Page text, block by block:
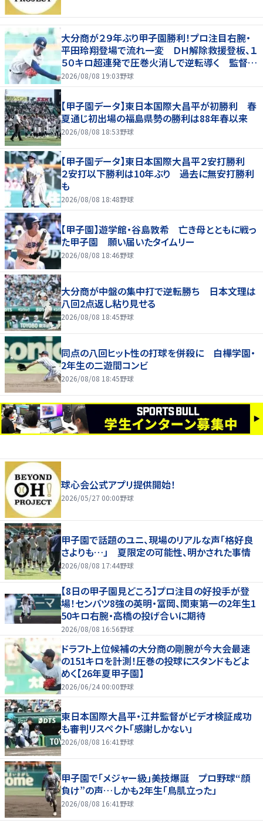
大分商が２９年ぶり甲子園勝利！プロ注目右腕・
平田玲翔登場で流れ一変 ＤＨ解除救援登板、１
５０キロ超連発で圧巻火消しで逆転導く 監督も
感嘆「１球で流れを。凄い選手だなと」
2026/08/08 19:03野球
【甲子園データ】東日本国際大昌平が初勝利 春
夏通じ初出場の福島県勢の勝利は88年春以来
2026/08/08 18:53野球
【甲子園データ】東日本国際大昌平２安打勝利
２安打以下勝利は10年ぶり 過去に無安打勝利
も
2026/08/08 18:48野球
【甲子園】遊学館・谷島敦希 亡き母とともに戦っ
た甲子園 願い届いたタイムリー
2026/08/08 18:46野球
大分商が中盤の集中打で逆転勝ち 日本文理は
八回2点返し粘り見せる
2026/08/08 18:45野球
同点の八回ヒット性の打球を併殺に 白樺学園・
2年生の二遊間コンビ
2026/08/08 18:45野球
球心会公式アプリ提供開始！
2026/05/27 00:00野球
甲子園で話題のユニ、現場のリアルな声「格好良
さよりも…」 夏限定の可能性、明かされた事情
2026/08/08 17:44野球
【8日の甲子園見どころ】プロ注目の好投手が登
場！センバツ8強の英明・冨岡、関東第一の2年生1
50キロ右腕・高橋の投げ合いに期待
2026/08/08 16:56野球
ドラフト上位候補の大分商の剛腕が今大会最速
の151キロを計測！圧巻の投球にスタンドもどよ
めく【26年夏甲子園】
2026/06/24 00:00野球
東日本国際大昌平・江井監督がビデオ検証成功
も審判リスペクト「感謝しかない」
2026/08/08 16:41 野球
甲子園で「メジャー級」美技爆誕 プロ野球“顔
負け”の声…しかも2年生「鳥肌立った」
2026/08/08 16:41 野球